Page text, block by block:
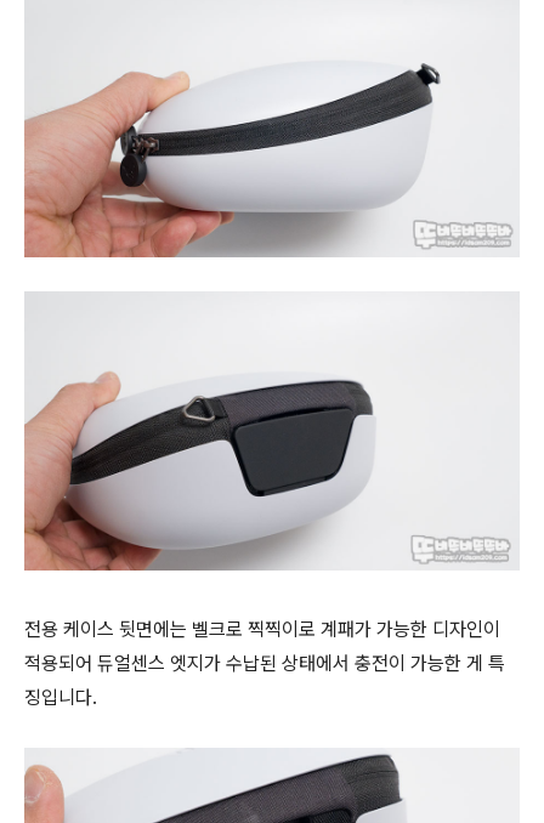
전용 케이스 뒷면에는 벨크로 찍찍이로 계패가 가능한 디자인이
적용되어 듀얼센스 엣지가 수납된 상태에서 충전이 가능한 게 특
징입니다.